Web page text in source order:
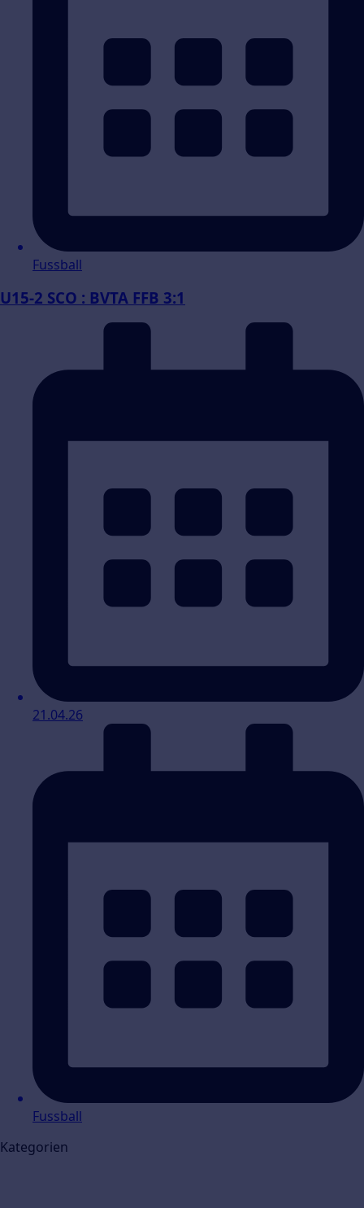
Fussball
U15-2 SCO : BVTA FFB 3:1
21.04.26
Fussball
Kategorien